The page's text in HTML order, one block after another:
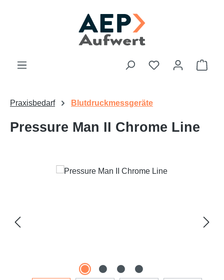
Du hast 0
Praxisbedarf Blutdruckmessgeräte
Pressure Man II Chrome Line
Bildergalerie überspringen